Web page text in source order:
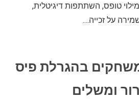
777? כולל מילוי טופס, השתתפות דיגיטלית,
על זכייה....
איך משחקים בהגרלת פיס